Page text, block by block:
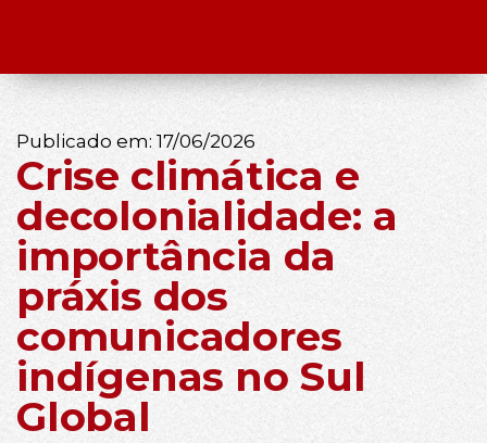
Publicado em: 17/06/2026
Crise climática e
decolonialidade: a
importância da
práxis dos
comunicadores
indígenas no Sul
Global